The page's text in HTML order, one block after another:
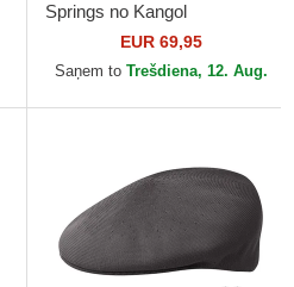
Springs no Kangol
EUR 69,95
Saņem to Trešdiena, 12. Aug.